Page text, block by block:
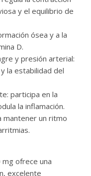
y el equilibrio de
ósea y a la
D.
y presión arterial:
la estabilidad del
participa en la
la inflamación.
mantener un ritmo
ofrece una
excelente